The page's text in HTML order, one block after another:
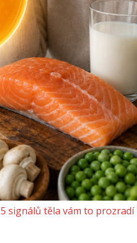
signálů těla vám to prozradí